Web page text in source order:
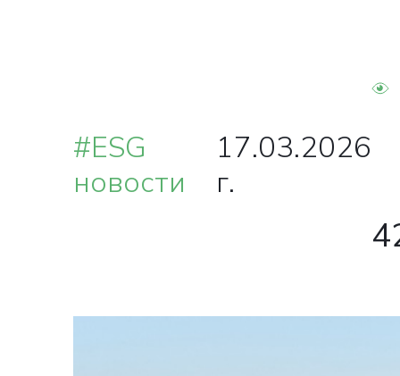
#ESG
новости
17.03.2026
г.
в